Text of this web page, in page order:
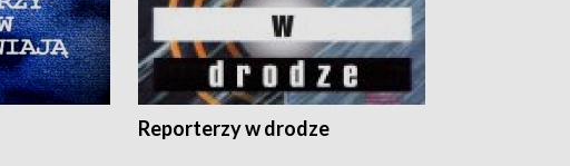
Reporterzy w drodze